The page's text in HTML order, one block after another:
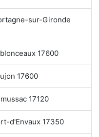
sur-Gironde
17600
17600
17120
d'Envaux 17350